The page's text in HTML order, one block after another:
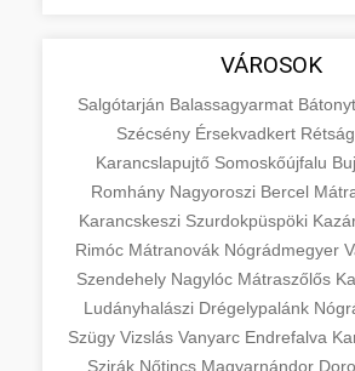
VÁROSOK
Salgótarján Balassagyarmat
Szécsény Érsekvadkert Rétság
Karancslapujtő Somoskőújfalu
Romhány Nagyoroszi Bercel
Karancskeszi Szurdokpüspöki
Rimóc Mátranovák Nógrádmegyer
Szendehely Nagylóc Mátraszőlős
Ludányhalászi Drégelypalánk
Szügy Vizslás Vanyarc Endrefalva
Szirák Nőtincs Magyarnándor